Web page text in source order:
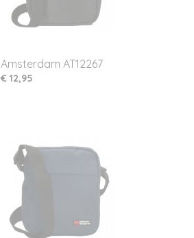
Amsterdam AT12267
€ 12,95